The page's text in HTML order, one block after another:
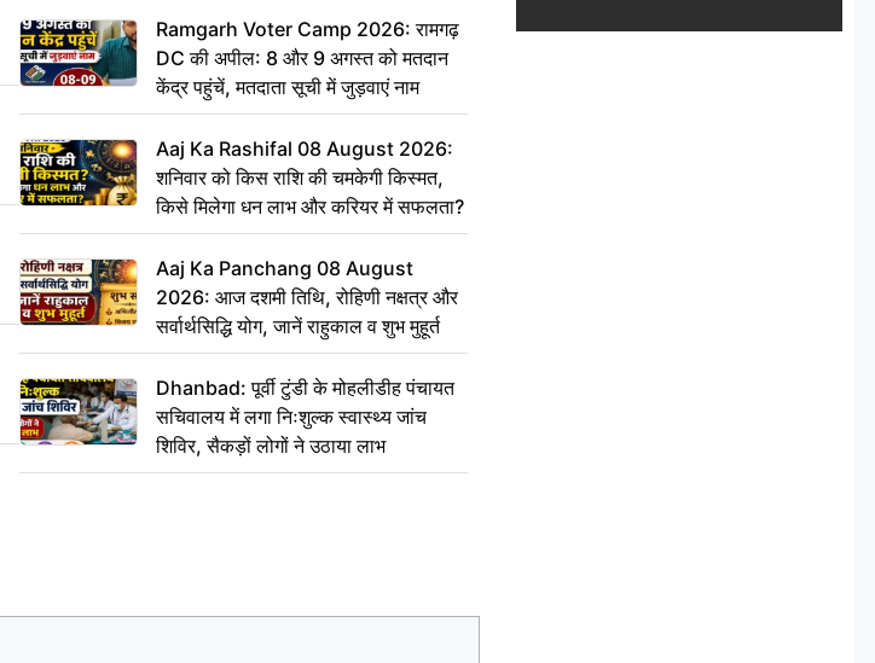
Ramgarh Voter Camp 2026: रामगढ़
DC की अपील: 8 और 9 अगस्त को मतदान
केंद्र पहुंचें, मतदाता सूची में जुड़वाएं नाम
Aaj Ka Rashifal 08 August 2026:
शनिवार को किस राशि की चमकेगी किस्मत,
किसे मिलेगा धन लाभ और करियर में सफलता?
Aaj Ka Panchang 08 August
2026: आज दशमी तिथि, रोहिणी नक्षत्र और
सर्वार्थसिद्धि योग, जानें राहुकाल व शुभ मुहूर्त
Dhanbad: पूर्वी टुंडी के मोहलीडीह पंचायत
सचिवालय में लगा निःशुल्क स्वास्थ्य जांच
शिविर, सैकड़ों लोगों ने उठाया लाभ
में जुड़वाएं नाम